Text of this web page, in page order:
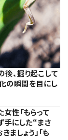
、掘り起こして
の瞬間を目にし
性「もらって
手にした“まさ
しょう」「も